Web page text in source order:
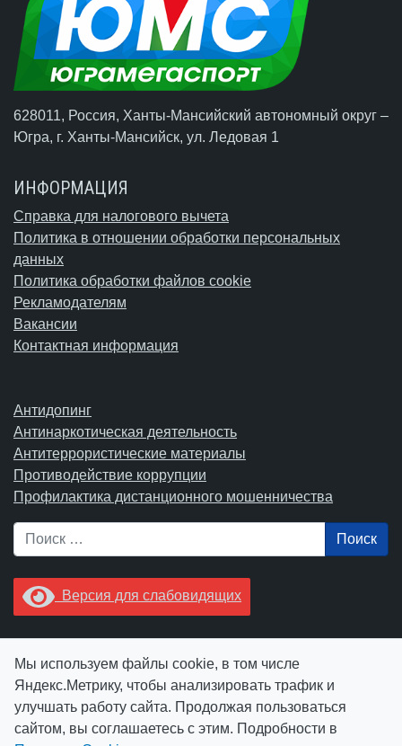
628011, Россия, Ханты-Мансийский автономный округ –
Югра, г. Ханты-Мансийск, ул. Ледовая 1
ИНФОРМАЦИЯ
Справка для налогового вычета
Политика в отношении обработки персональных
данных
Политика обработки файлов cookie
Рекламодателям
Вакансии
Контактная информация
Антидопинг
Антинаркотическая деятельность
Антитеррористические материалы
Противодействие коррупции
Профилактика дистанционного мошенничества
Поиск
Версия для слабовидящих
Ctrl+Enter.
Мы используем файлы cookie, в том числе
Яндекс.Метрику, чтобы анализировать трафик и
улучшать работу сайта. Продолжая пользоваться
сайтом, вы соглашаетесь с этим. Подробности в